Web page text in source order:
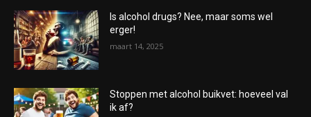
Is alcohol drugs? Nee, maar soms wel
erger!
maart 14, 2025
Stoppen met alcohol buikvet: hoeveel val
ik af?